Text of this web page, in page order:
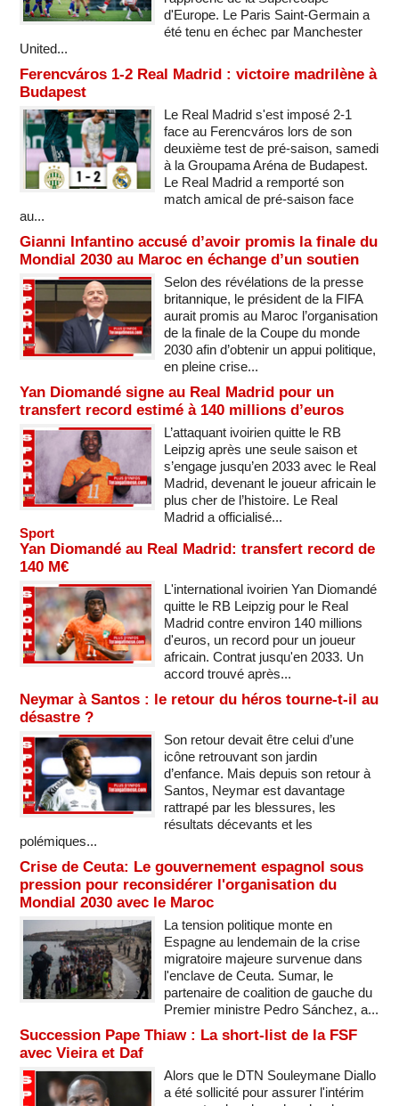
d'Europe. Le Paris Saint-Germain a
été tenu en échec par Manchester
United...
Ferencváros 1-2 Real Madrid : victoire madrilène à
Budapest
Le Real Madrid s'est imposé 2-1
face au Ferencváros lors de son
deuxième test de pré-saison, samedi
à la Groupama Aréna de Budapest.
Le Real Madrid a remporté son
match amical de pré-saison face
au...
Gianni Infantino accusé d’avoir promis la finale du
Mondial 2030 au Maroc en échange d’un soutien
Selon des révélations de la presse
britannique, le président de la FIFA
aurait promis au Maroc l’organisation
de la finale de la Coupe du monde
2030 afin d’obtenir un appui politique,
en pleine crise...
Yan Diomandé signe au Real Madrid pour un
transfert record estimé à 140 millions d’euros
L’attaquant ivoirien quitte le RB
Leipzig après une seule saison et
s’engage jusqu’en 2033 avec le Real
Madrid, devenant le joueur africain le
plus cher de l’histoire. Le Real
Madrid a officialisé...
Sport
Yan Diomandé au Real Madrid: transfert record de
140 M€
L'international ivoirien Yan Diomandé
quitte le RB Leipzig pour le Real
Madrid contre environ 140 millions
d'euros, un record pour un joueur
africain. Contrat jusqu'en 2033. Un
accord trouvé après...
Neymar à Santos : le retour du héros tourne-t-il au
désastre ?
Son retour devait être celui d’une
icône retrouvant son jardin
d’enfance. Mais depuis son retour à
Santos, Neymar est davantage
rattrapé par les blessures, les
résultats décevants et les
polémiques...
Crise de Ceuta: Le gouvernement espagnol sous
pression pour reconsidérer l'organisation du
Mondial 2030 avec le Maroc
La tension politique monte en
Espagne au lendemain de la crise
migratoire majeure survenue dans
l'enclave de Ceuta. Sumar, le
partenaire de coalition de gauche du
Premier ministre Pedro Sánchez, a...
Succession Pape Thiaw : La short-list de la FSF
avec Vieira et Daf
Alors que le DTN Souleymane Diallo
a été sollicité pour assurer l'intérim